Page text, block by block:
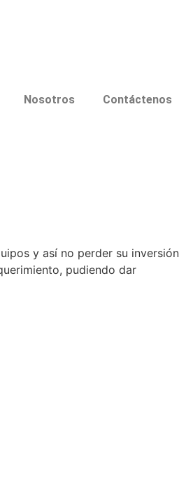
Nosotros Contáctenos
y así no perder su inversión
pudiendo dar